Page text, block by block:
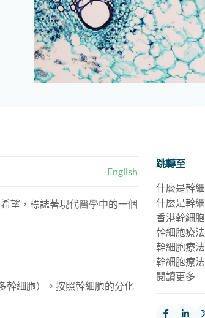
English
望，標誌著現代醫學中的一個
幹細胞）。按照幹細胞的分化
跳轉至
什麼是幹
什麼是幹
香港幹細
幹細胞療
幹細胞療
幹細胞療
閱讀更多